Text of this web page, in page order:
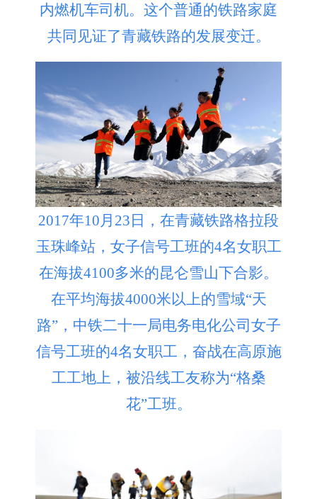
内燃机车司机。这个普通的铁路家庭
共同见证了青藏铁路的发展变迁。
2017年10月23日，在青藏铁路格拉段
玉珠峰站，女子信号工班的4名女职工
在海拔4100多米的昆仑雪山下合影。
在平均海拔4000米以上的雪域“天
路”，中铁二十一局电务电化公司女子
信号工班的4名女职工，奋战在高原施
工工地上，被沿线工友称为“格桑
花”工班。